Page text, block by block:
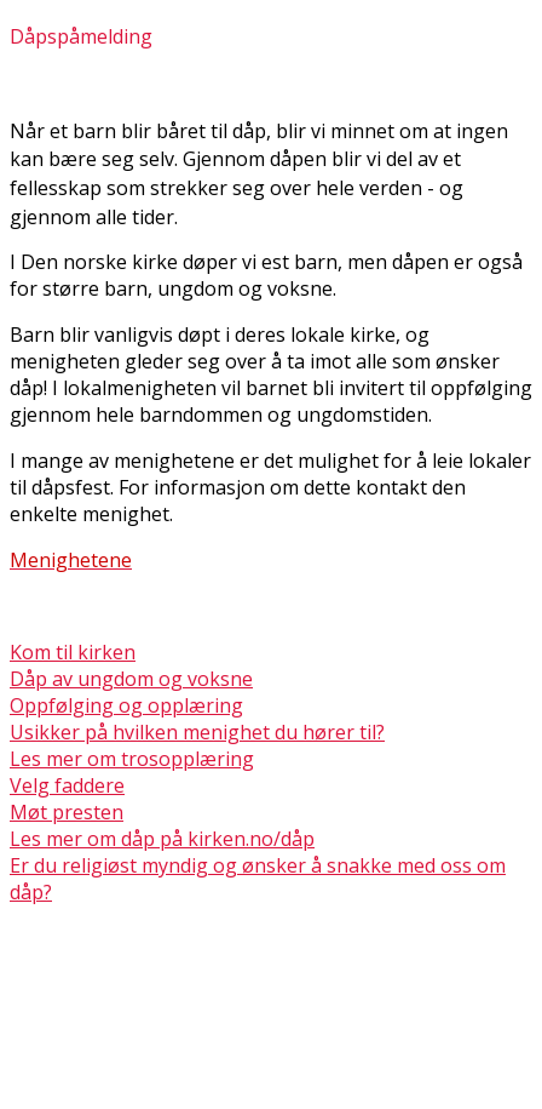
Dåpspåmelding
Når et barn blir båret til dåp, blir vi minnet om at ingen
kan bære seg selv. Gjennom dåpen blir vi del av et
fellesskap som strekker seg over hele verden - og
gjennom alle tider.
I Den norske kirke døper vi flest barn, men dåpen er også
for større barn, ungdom og voksne.
Barn blir vanligvis døpt i deres lokale kirke, og
menigheten gleder seg over å ta imot alle som ønsker
dåp! I lokalmenigheten vil barnet bli invitert til oppfølging
gjennom hele barndommen og ungdomstiden.
I mange av menighetene er det mulighet for å leie lokaler
til dåpsfest. For informasjon om dette kontakt den
enkelte menighet.
Menighetene
Kom til kirken
Dåp av ungdom og voksne
Oppfølging og opplæring
Usikker på hvilken menighet du hører til?
Les mer om trosopplæring
Velg faddere
Møt presten
Les mer om dåp på kirken.no/dåp
Er du religiøst myndig og ønsker å snakke med oss om
dåp?